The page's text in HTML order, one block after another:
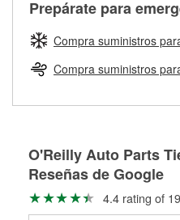
Herramientas de O'Reilly
pueden ser reutilizados,
partes de reemplazo
Rectificación de tambores y
averiada o determina los
adecuados para que te
Auto Parts tiene las
para reparar el sistema
agrícola o de construcción.
Más información acerca del
Prepárate para
Compra suministros
Compra suministros
O'Reilly Auto Parts
Reseñas de Google
4.4 rating of